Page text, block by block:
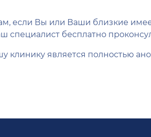
если Вы или Ваши близкие
специалист бесплатно
клинику является полностью